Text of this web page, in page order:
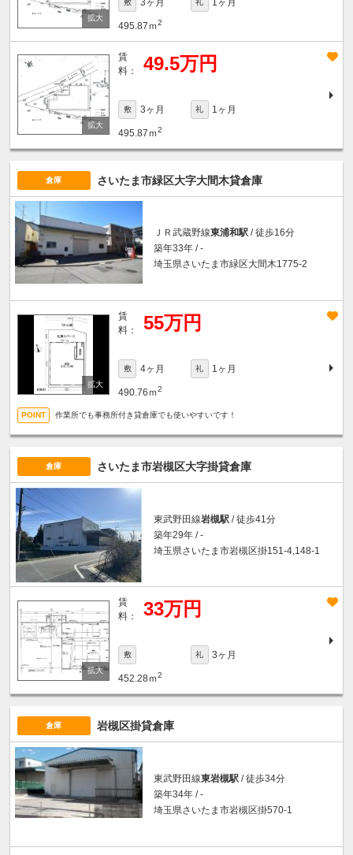
敷 3ヶ月 礼 1ヶ月
495.87ｍ2
賃
料：
49.5万円
敷 3ヶ月 礼 1ヶ月
495.87ｍ2
倉庫 さいたま市緑区大字大間木貸倉庫
ＪＲ武蔵野線東浦和駅 / 徒歩16分
築年33年 / -
埼玉県さいたま市緑区大間木1775-2
賃
料：
55万円
敷 4ヶ月 礼 1ヶ月
490.76ｍ2
作業所でも事務所付き貸倉庫でも使いやすいです！
倉庫 さいたま市岩槻区大字掛貸倉庫
東武野田線岩槻駅 / 徒歩41分
築年29年 / -
埼玉県さいたま市岩槻区掛151-4,148-1
賃
料：
33万円
敷 礼 3ヶ月
452.28ｍ2
倉庫 岩槻区掛貸倉庫
東武野田線東岩槻駅 / 徒歩34分
築年34年 / -
埼玉県さいたま市岩槻区掛570-1